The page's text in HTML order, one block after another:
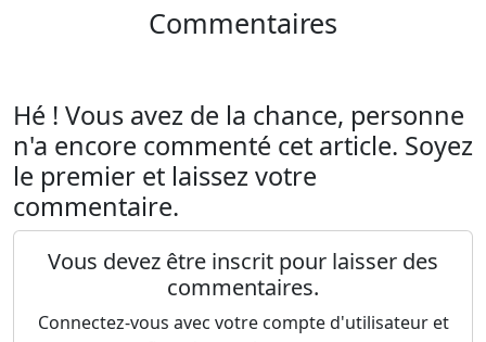
Commentaires
Hé ! Vous avez de la chance, personne
n'a encore commenté cet article. Soyez
le premier et laissez votre
commentaire.
Vous devez être inscrit pour laisser des
commentaires.
Connectez-vous avec votre compte d'utilisateur et